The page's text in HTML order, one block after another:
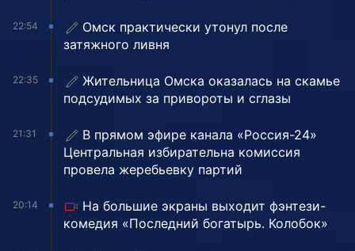
22:54
Омск практически утонул после
затяжного ливня
22:35
Жительница Омска оказалась на скамье
подсудимых за привороты и сглазы
21:31
В прямом эфире канала «Россия-24»
Центральная избирательна комиссия
провела жеребьевку партий
20:14
На большие экраны выходит фэнтези-
комедия «Последний богатырь. Колобок»